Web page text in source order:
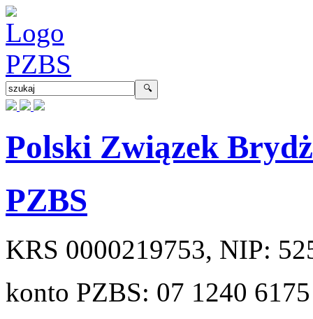
Polski Związek
PZBS
KRS 0000219753, NIP:
konto PZBS: 07 1240